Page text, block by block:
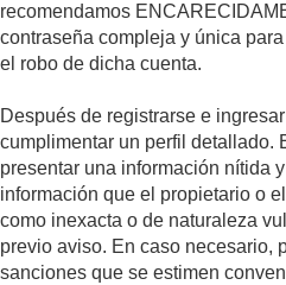
recomendamos
contraseña compleja y única
el robo de dicha cuenta.
Después de registrarse e
cumplimentar un perfil detallado.
presentar una información nítida
información que el propietario o
como inexacta o de naturaleza
previo aviso. En caso necesario,
sanciones que se estimen